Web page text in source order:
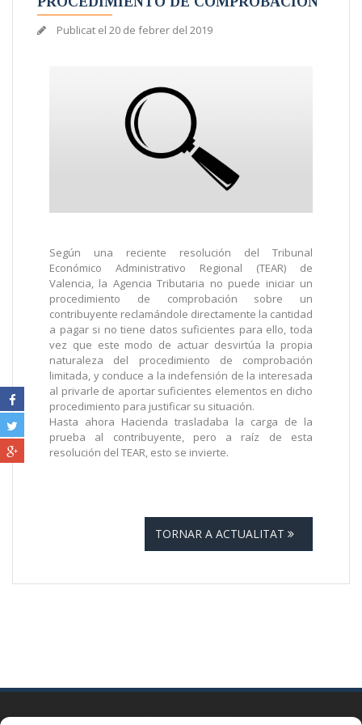
Publicat el 20 de febrer del 2019
Según una reciente resolución del Tribunal
Económico Administrativo Regional (TEAR) de
Valencia, la Agencia Tributaria no puede iniciar un
procedimiento de comprobación sobre un
contribuyente reclamándole directamente la cantidad
a pagar si no tiene datos suficientes para ello, toda
vez que este modo de actuar desvirtúa la propia
naturaleza del procedimiento de comprobación
limitada, y conduce a la indefensión de la interesada
al privarle de aportar suficientes elementos en dicho
procedimiento para justificar su situación.
Hasta ahora Hacienda trasladaba la carga de la
prueba al contribuyente, pero a raíz de esta
resolución del TEAR, esto se invierte.
TORNAR A ACTUALITAT